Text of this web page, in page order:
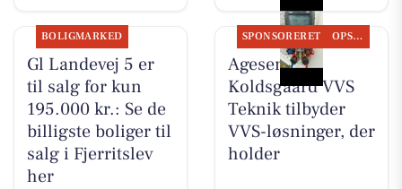
BOLIGMARKED
Gl Landevej 5 er
til salg for kun
195.000 kr.: Se de
billigste boliger til
salg i Fjerritslev
her
SPONSORERET OPSLAGSTAVLEN
Agesen &
Koldsgaard VVS
Teknik tilbyder
VVS-løsninger, der
holder